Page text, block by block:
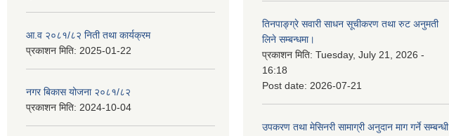
आ.व २०८१/८२ निती तथा कार्यक्रम
प्रकाशन मिति: 2025-01-22
नगर बिकास योजना २०८१/८२
प्रकाशन मिति: 2024-10-04
तिनपाङ्ग्रे सवारी साधन सूचीकरण तथा रुट अनुमती
लिने सम्बन्धमा।
प्रकाशन मिति: Tuesday, July 21, 2026 -
16:18
Post date: 2026-07-21
उपकरण तथा मेसिनरी सामाग्री अनुदान माग गर्ने सम्बन्धी